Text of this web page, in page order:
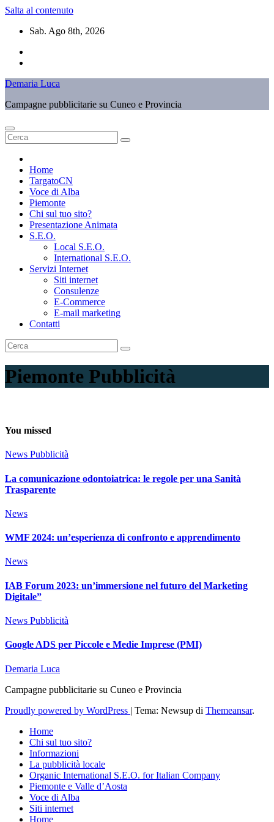
Salta al contenuto
Sab. Ago 8th, 2026
Demaria Luca
Campagne pubblicitarie su Cuneo e Provincia
Home
TargatoCN
Voce di Alba
Piemonte
Chi sul tuo sito?
Presentazione Animata
S.E.O.
Local S.E.O.
International S.E.O.
Servizi Internet
Siti internet
Consulenze
E-Commerce
E-mail marketing
Contatti
Piemonte Pubblicità
You missed
News Pubblicità
La comunicazione odontoiatrica: le regole per una Sanità
Trasparente
News
WMF 2024: un’esperienza di confronto e apprendimento
News
IAB Forum 2023: un’immersione nel futuro del Marketing
Digitale”
News Pubblicità
Google ADS per Piccole e Medie Imprese (PMI)
Demaria Luca
Campagne pubblicitarie su Cuneo e Provincia
Proudly powered by WordPress | Tema: Newsup di Themeansar.
Home
Chi sul tuo sito?
Informazioni
La pubblicità locale
Organic International S.E.O. for Italian Company
Piemonte e Valle d’Aosta
Voce di Alba
Siti internet
Home